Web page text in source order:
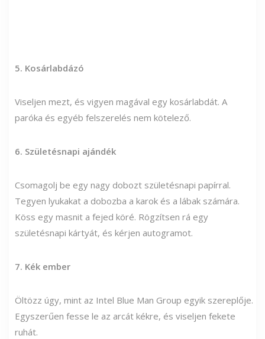
5. Kosárlabdázó
Viseljen mezt, és vigyen magával egy kosárlabdát. A
paróka és egyéb felszerelés nem kötelező.
6. Születésnapi ajándék
Csomagolj be egy nagy dobozt születésnapi papírral.
Tegyen lyukakat a dobozba a karok és a lábak számára.
Köss egy masnit a fejed köré. Rögzítsen rá egy
születésnapi kártyát, és kérjen autogramot.
7. Kék ember
Öltözz úgy, mint az Intel Blue Man Group egyik szereplője.
Egyszerűen fesse le az arcát kékre, és viseljen fekete
ruhát.